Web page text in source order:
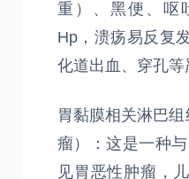
重）、黑便、呕
Hp，溃疡易反复
化道出血、穿孔等
胃黏膜相关淋巴
瘤）：这是一种
见胃恶性肿瘤，